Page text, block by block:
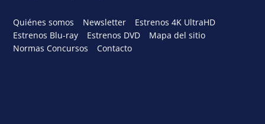
Quiénes somos Newsletter
Estrenos 4K UltraHD
Estrenos Blu-ray
Estrenos DVD
Mapa del sitio
Normas Concursos
Contacto